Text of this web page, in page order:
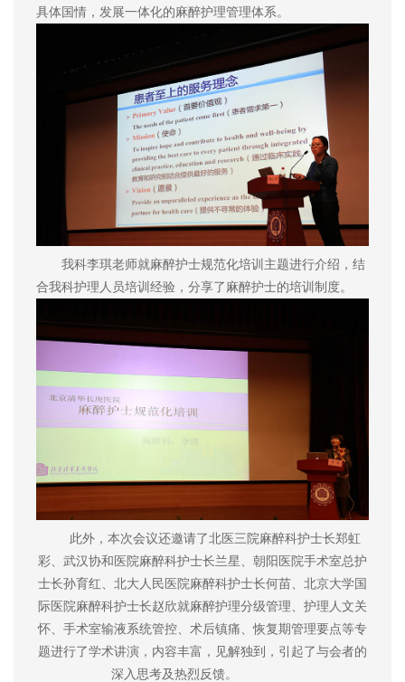
具体国情，发展一体化的麻醉护理管理体系。
我科李琪老师就麻醉护士规范化培训主题进行介绍，结
合我科护理人员培训经验，分享了麻醉护士的培训制度。
此外，本次会议还邀请了北医三院麻醉科护士长郑虹
彩、武汉协和医院麻醉科护士长兰星、朝阳医院手术室总护
士长孙育红、北大人民医院麻醉科护士长何苗、北京大学国
际医院麻醉科护士长赵欣就麻醉护理分级管理、护理人文关
怀、手术室输液系统管控、术后镇痛、恢复期管理要点等专
题进行了学术讲演，内容丰富，见解独到，引起了与会者的
深入思考及热烈反馈。